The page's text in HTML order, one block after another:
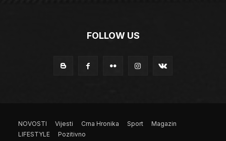
FOLLOW US
NOVOSTI Vijesti Crna Hronika Sport
Magazin
LIFESTYLE
Pozitivno